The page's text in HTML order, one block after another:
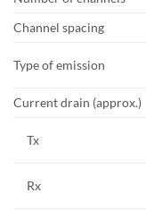
Channel spacing
Type of emission
Current drain (approx.)
Tx
Rx